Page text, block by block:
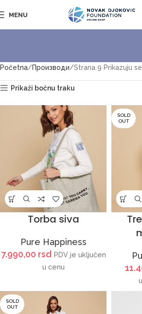
MENU
Početna Производи Strana 9 Prikazuju
Prikaži bočnu traku
Torba siva
Pure Happiness
7.990,00 rsd PDV je uključen
u cenu
SOLD
OUT
SOLD
OUT